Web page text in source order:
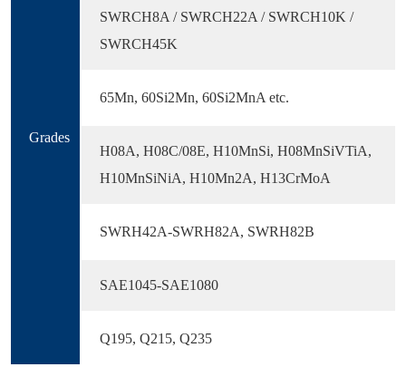
Grades
SWRCH8A / SWRCH22A / SWRCH10K /
SWRCH45K
65Mn, 60Si2Mn, 60Si2MnA etc.
H08A, H08C/08E, H10MnSi, H08MnSiVTiA,
H10MnSiNiA, H10Mn2A, H13CrMoA
SWRH42A-SWRH82A, SWRH82B
SAE1045-SAE1080
Q195, Q215, Q235